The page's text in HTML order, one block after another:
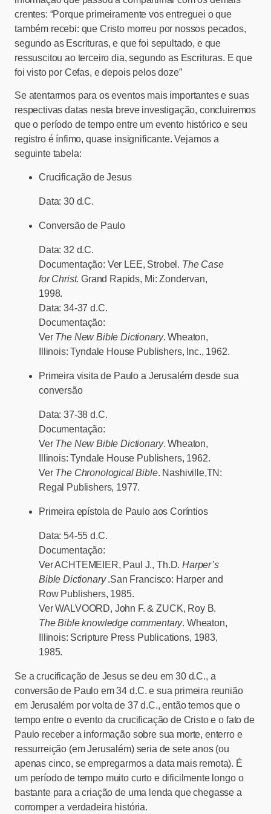
crentes: “Porque primeiramente vos entreguei o que
também recebi: que Cristo morreu por nossos pecados,
segundo as Escrituras, e que foi sepultado, e que
ressuscitou ao terceiro dia, segundo as Escrituras. E que
foi visto por Cefas, e depois pelos doze”
Se atentarmos para os eventos mais importantes e suas
respectivas datas nesta breve investigação, concluiremos
que o período de tempo entre um evento histórico e seu
registro é ínfimo, quase insignificante. Vejamos a
seguinte tabela:
Crucificação de Jesus
Data:30 d.C.
Conversão de Paulo
Data:32 d.C.
Documentação: Ver LEE, Strobel. The Case
for Christ. Grand Rapids, Mi: Zondervan,
1998.
Data:34-37 d.C.
Documentação:
VerThe New Bible Dictionary. Wheaton,
Illinois: Tyndale House Publishers, Inc., 1962.
Primeira visita de Paulo a Jerusalém desde sua
conversão
Data:37-38 d.C.
Documentação:
Ver The New Bible Dictionary. Wheaton,
Illinois: Tyndale House Publishers, 1962.
Ver The Chronological Bible. Nashiville,TN:
Regal Publishers, 1977.
Primeira epístola de Paulo aos Coríntios
Data: 54-55 d.C.
Documentação:
Ver ACHTEMEIER, Paul J., Th.D.Harper’s
Bible Dictionary.San Francisco: Harper and
Row Publishers, 1985.
Ver WALVOORD, John F. & ZUCK, Roy B.
The Bible knowledge commentary. Wheaton,
Illinois: Scripture Press Publications, 1983,
1985.
Se a crucificação de Jesus se deu em 30 d.C., a
conversão de Paulo em 34 d.C. e sua primeira reunião
em Jerusalém por volta de 37 d.C., então temos que o
tempo entre o evento da crucificação de Cristo e o fato de
Paulo receber a informação sobre sua morte, enterro e
ressurreição (em Jerusalém) seria de sete anos (ou
apenas cinco, se empregarmos a data mais remota). É
um período de tempo muito curto e dificilmente longo o
bastante para a criação de uma lenda que chegasse a
corromper a verdadeira história.